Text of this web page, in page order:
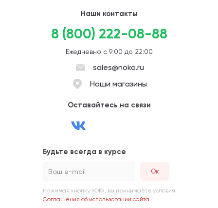
Наши контакты
8 (800) 222-08-88
Ежедневно с 9:00 до 22:00
sales@noko.ru
Наши магазины
Оставайтесь на связи
Будьте всегда в курсе
Ваш e-mail
Нажимая кнопку «ОК», вы принимаете условия
Соглашения об использовании сайта